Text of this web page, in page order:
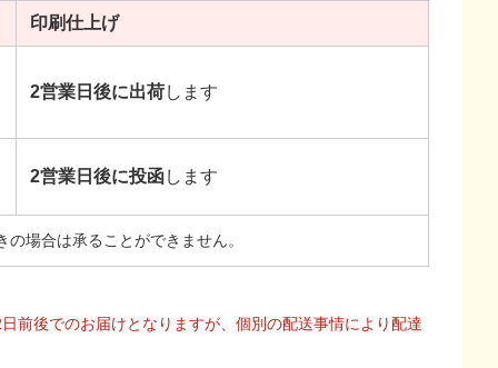
印刷仕上げ
2営業日後に出荷します
2営業日後に投函します
場合は承ることができません。
前後でのお届けとなりますが、個別の配送事情により配達